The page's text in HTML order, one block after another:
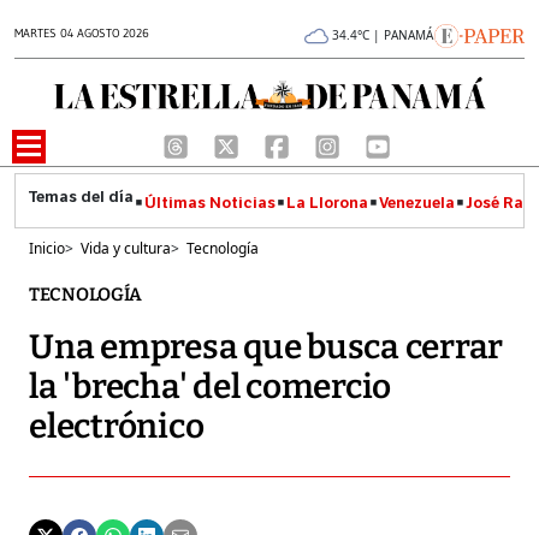
MARTES 04 AGOSTO 2026 34.4°C | PANAMÁ
Últimas Noticias La Llorona Venezuela José
Inicio> Vida y cultura> Tecnología
TECNOLOGÍA
Una empresa que busca cerrar
la 'brecha' del comercio
electrónico